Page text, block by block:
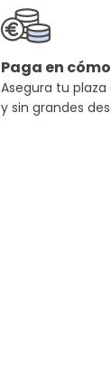
Paga en
Asegura tu
y sin grandes